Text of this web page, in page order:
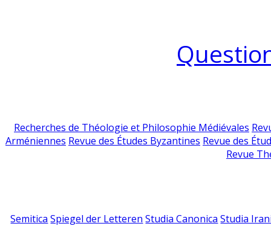
Recherches de Théologie et Philosophie Médiévales
Arméniennes Revue des Études Byzantines Revue des
Revue
Semitica Spiegel der Letteren Studia Canonica Studia